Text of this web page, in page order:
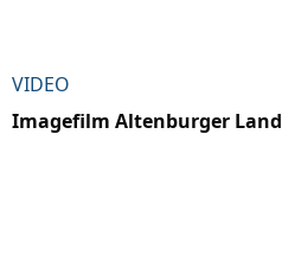
VIDEO
Imagefilm Altenburger Land